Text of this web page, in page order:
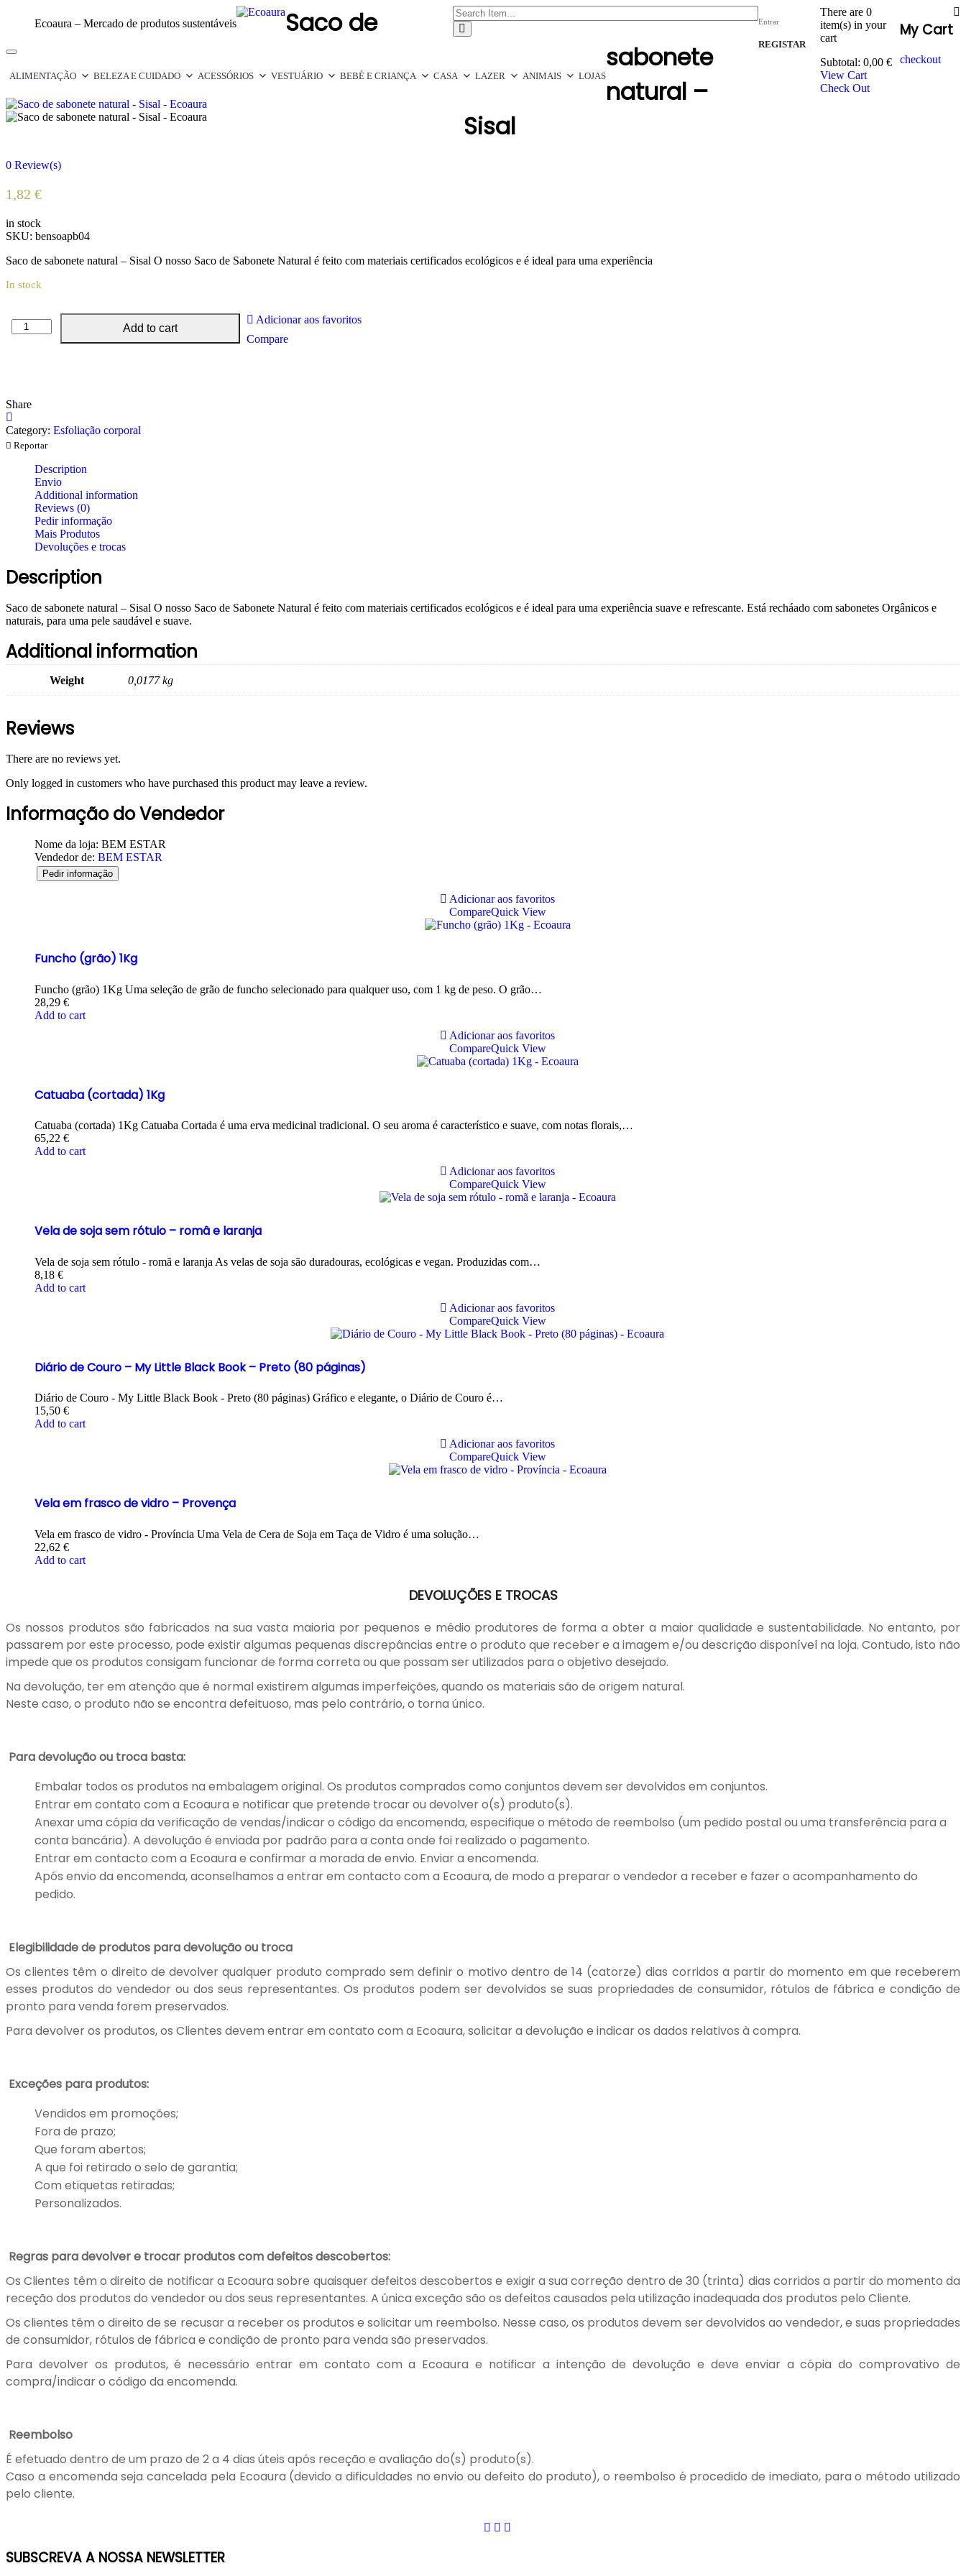
Ecoaura – Mercado de produtos sustentáveis Entrar
REGISTAR
My Cart
checkout
There are 0
item(s) in your
cart
Subtotal: 0,00 €
View Cart
Check Out
Toggle
ALIMENTAÇÃO
BELEZA E CUIDADO ACESSÓRIOS VESTUÁRIO BEBÉ E CRIANÇA CASA LAZER ANIMAIS LOJAS
Saco de
sabonete
natural –
Sisal
0 Review(s)
1,82 €
in stock
SKU: bensoapb04
Saco de sabonete natural – Sisal O nosso Saco de Sabonete Natural é feito com materiais certificados ecológicos e é ideal para uma experiência
In stock
Saco
de
quantity
Add to cart
Adicionar aos favoritos
Compare
Share
Category: Esfoliação corporal
Reportar
Description
Envio
Additional information
Reviews (0)
Pedir informação
Mais Produtos
Devoluções e trocas
Description
Saco de sabonete natural – Sisal O nosso Saco de Sabonete Natural é feito com materiais certificados ecológicos e é ideal para uma experiência suave e refrescante. Está recháado com sabonetes Orgânicos e
naturais, para uma pele saudável e suave.
Additional information
Weight 0,0177 kg
Reviews
There are no reviews yet.
Only logged in customers who have purchased this product may leave a review.
Informação do Vendedor
Nome da loja: BEM ESTAR
Vendedor de: BEM ESTAR
Pedir informação
Adicionar aos favoritos
CompareQuick View
Funcho (grão) 1Kg
Funcho (grão) 1Kg Uma seleção de grão de funcho selecionado para qualquer uso, com 1 kg de peso. O grão…
28,29 €
Add to cart
Adicionar aos favoritos
CompareQuick View
Catuaba (cortada) 1Kg
Catuaba (cortada) 1Kg Catuaba Cortada é uma erva medicinal tradicional. O seu aroma é característico e suave, com notas florais,…
65,22 €
Add to cart
Adicionar aos favoritos
CompareQuick View
Vela de soja sem rótulo – româ e laranja
Vela de soja sem rótulo - romã e laranja As velas de soja são duradouras, ecológicas e vegan. Produzidas com…
8,18 €
Add to cart
Adicionar aos favoritos
CompareQuick View
Diário de Couro – My Little Black Book – Preto (80 páginas)
Diário de Couro - My Little Black Book - Preto (80 páginas) Gráfico e elegante, o Diário de Couro é…
15,50 €
Add to cart
Adicionar aos favoritos
CompareQuick View
Vela em frasco de vidro – Provença
Vela em frasco de vidro - Província Uma Vela de Cera de Soja em Taça de Vidro é uma solução…
22,62 €
Add to cart
DEVOLUÇÕES E TROCAS
Os nossos produtos são fabricados na sua vasta maioria por pequenos e médio produtores de forma a obter a maior qualidade e sustentabilidade. No entanto, por
passarem por este processo, pode existir algumas pequenas discrepâncias entre o produto que receber e a imagem e/ou descrição disponível na loja. Contudo, isto não
impede que os produtos consigam funcionar de forma correta ou que possam ser utilizados para o objetivo desejado.
Na devolução, ter em atenção que é normal existirem algumas imperfeições, quando os materiais são de origem natural.
Neste caso, o produto não se encontra defeituoso, mas pelo contrário, o torna único.
Para devolução ou troca basta:
Embalar todos os produtos na embalagem original. Os produtos comprados como conjuntos devem ser devolvidos em conjuntos.
Entrar em contato com a Ecoaura e notificar que pretende trocar ou devolver o(s) produto(s).
Anexar uma cópia da verificação de vendas/indicar o código da encomenda, especifique o método de reembolso (um pedido postal ou uma transferência para a
conta bancária). A devolução é enviada por padrão para a conta onde foi realizado o pagamento.
Entrar em contacto com a Ecoaura e confirmar a morada de envio. Enviar a encomenda.
Após envio da encomenda, aconselhamos a entrar em contacto com a Ecoaura, de modo a preparar o vendedor a receber e fazer o acompanhamento do
pedido.
Elegibilidade de produtos para devolução ou troca
Os clientes têm o direito de devolver qualquer produto comprado sem definir o motivo dentro de 14 (catorze) dias corridos a partir do momento em que receberem
esses produtos do vendedor ou dos seus representantes. Os produtos podem ser devolvidos se suas propriedades de consumidor, rótulos de fábrica e condição de
pronto para venda forem preservados.
Para devolver os produtos, os Clientes devem entrar em contato com a Ecoaura, solicitar a devolução e indicar os dados relativos à compra.
Exceções para produtos:
Vendidos em promoções;
Fora de prazo;
Que foram abertos;
A que foi retirado o selo de garantia;
Com etiquetas retiradas;
Personalizados.
Regras para devolver e trocar produtos com defeitos descobertos:
Os Clientes têm o direito de notificar a Ecoaura sobre quaisquer defeitos descobertos e exigir a sua correção dentro de 30 (trinta) dias corridos a partir do momento da
receção dos produtos do vendedor ou dos seus representantes. A única exceção são os defeitos causados pela utilização inadequada dos produtos pelo Cliente.
Os clientes têm o direito de se recusar a receber os produtos e solicitar um reembolso. Nesse caso, os produtos devem ser devolvidos ao vendedor, e suas propriedades
de consumidor, rótulos de fábrica e condição de pronto para venda são preservados.
Para devolver os produtos, é necessário entrar em contato com a Ecoaura e notificar a intenção de devolução e deve enviar a cópia do comprovativo de
compra/indicar o código da encomenda.
Reembolso
É efetuado dentro de um prazo de 2 a 4 dias úteis após receção e avaliação do(s) produto(s).
Caso a encomenda seja cancelada pela Ecoaura (devido a dificuldades no envio ou defeito do produto), o reembolso é procedido de imediato, para o método utilizado
pelo cliente.
SUBSCREVA A NOSSA NEWSLETTER